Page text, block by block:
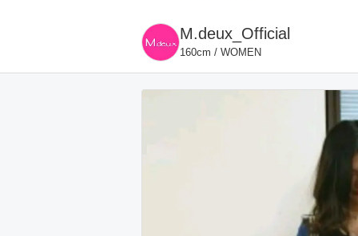
M.deux_Official
160cm / WOMEN